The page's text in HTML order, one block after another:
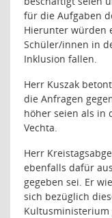
für die Aufgaben
Hierunter würden
Schüler/innen in
Inklusion fallen.
Herr Kuszak
die Anfragen
höher seien als in
Vechta.
Herr
ebenfalls dafür
gegeben sei. Er
sich bezüglich